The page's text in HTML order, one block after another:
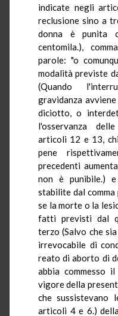
indicate negli
reclusione sino a
donna è punita
centomila.),
parole: "o
modalità previste
(Quando
gravidanza
diciotto, o
l'osservanza
articoli 12 e 13,
pene
precedenti
non è punibile.)
stabilite dal
se la morte o la
fatti previsti dal
terzo (Salvo che
irrevocabile di
reato di aborto di
abbia commesso
vigore della
che sussistevano
articoli 4 e 6.)